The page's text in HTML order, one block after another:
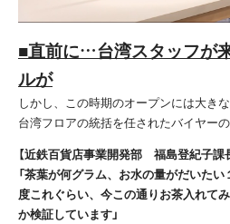
■直前に…台湾スタッフが
ルが
しかし、この時期のオープンには大き
台湾フロアの統括を任されたバイヤーの
【近鉄百貨店事業開発部 福島登紀子課
「茶葉が何グラム、お水の量がだいた
度これぐらい、今この通りお茶入れて
か検証しています」